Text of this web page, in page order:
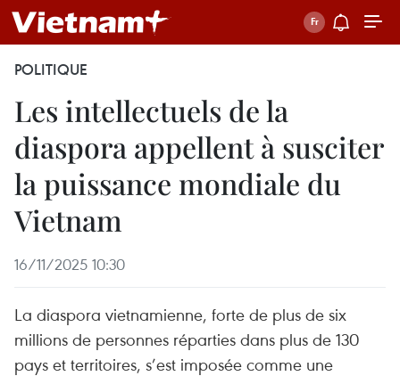
POLITIQUE
Les intellectuels de la
diaspora appellent à susciter
la puissance mondiale du
Vietnam
16/11/2025 10:30
La diaspora vietnamienne, forte de plus de six
millions de personnes réparties dans plus de 130
pays et territoires, s’est imposée comme une